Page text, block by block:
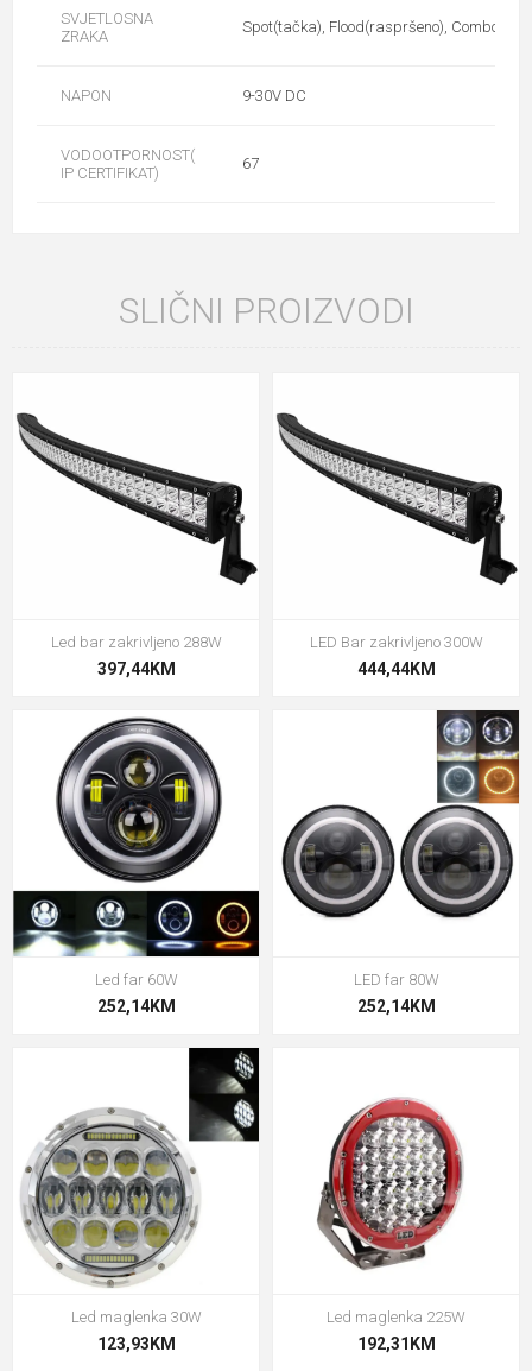
SVJETLOSNA
ZRAKA
Spot(tačka), Flood(raspršeno),
NAPON 9-30V DC
VODOOTPORNOST(
IP CERTIFIKAT)
67
SLIČNI PROIZVODI
Led bar zakrivljeno 288W
397,44KM
LED Bar zakrivljeno 300W
444,44KM
Led far 60W
252,14KM
LED far 80W
252,14KM
Led maglenka 30W
123,93KM
Led maglenka 225W
192,31KM